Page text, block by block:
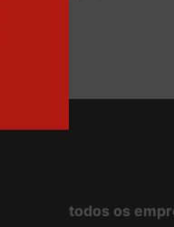
todos os